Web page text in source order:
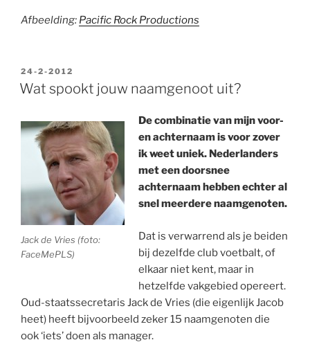
Afbeelding: Pacific Rock Productions
GEPLAATST
OP
24-2-2012
Wat spookt jouw naamgenoot uit?
Jack de Vries (foto:
FaceMePLS)
De combinatie van mijn voor-
en achternaam is voor zover
ik weet uniek. Nederlanders
met een doorsnee
achternaam hebben echter al
snel meerdere naamgenoten.
Dat is verwarrend als je beiden
bij dezelfde club voetbalt, of
elkaar niet kent, maar in
hetzelfde vakgebied opereert.
Oud-staatssecretaris Jack de Vries (die eigenlijk Jacob
heet) heeft bijvoorbeeld zeker 15 naamgenoten die
ook ‘iets’ doen als manager.